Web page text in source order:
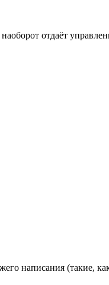
отдаёт
написания (такие,